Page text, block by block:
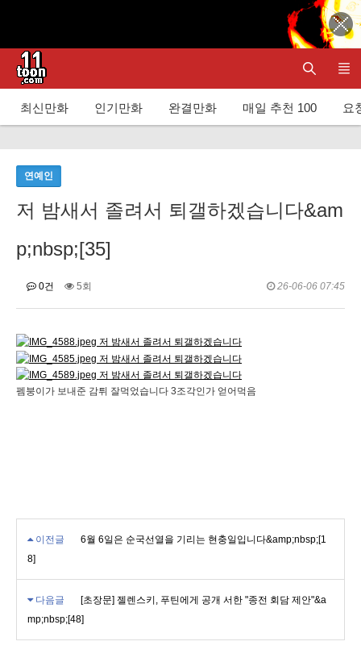
최신만화 인기만화 완결만화 매일 추천 100 요
연예인
저 밤새서 졸려서 퇴갤하겠습니다&am
p;nbsp;[35]
0건 5회 26-06-06 07:45
펨붕이가 보내준 감튀 잘먹었습니다 3조각인가 얻어먹음
이전글
6월 6일은 순국선열을 기리는 현충일입니다&amp;nbsp;[1
8]
다음글
[초장문] 젤렌스키, 푸틴에게 공개 서한 "종전 회담 제안"&a
mp;nbsp;[48]